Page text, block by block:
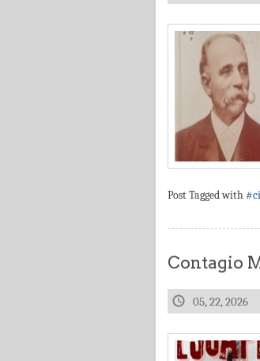
Post Tagged with
Contagio
05, 22, 2026